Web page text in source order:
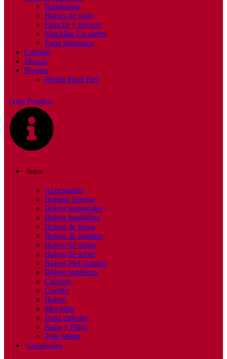
Bandoleras
Bolsos de viaje
Estuche y neceser
Mochilas Escolares
Porta alimentos
Calzado
Marcas
Promos
Promo Final Piel
Guía Pedidos
Bolsos
Accessorios
Bolsillo Trasero
Bolsos artesanales
Bolsos bandolera
Bolsos de fiesta
Bolsos de hombro
Bolsos de mano
Bolsos de sobre
Bolsos Piel Natural
Bolsos sintéticos
Carteras
Corcho
Hobos
Mochilas
Porta móviles
Rafia y Playa
Tela nailon
Complementos